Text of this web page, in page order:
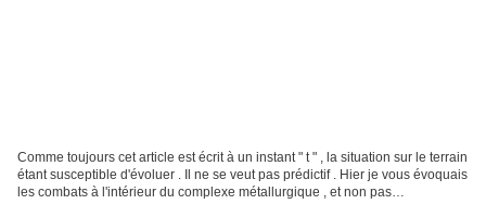
Comme toujours cet article est écrit à un instant " t " , la situation sur le terrain
étant susceptible d'évoluer . Il ne se veut pas prédictif . Hier je vous évoquais
les combats à l'intérieur du complexe métallurgique , et non pas